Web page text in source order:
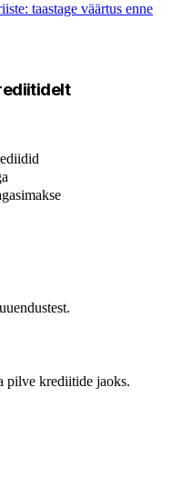
taastage väärtus enne
pilve krediitide jaoks.